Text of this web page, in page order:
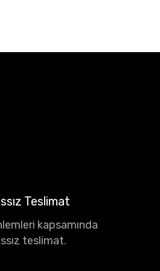
Teslimat
kapsamında
teslimat.